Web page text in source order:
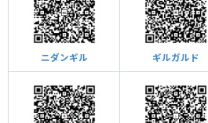
ニダンギル ギルガルド